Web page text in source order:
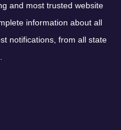
and most trusted website
information about all
notifications, from all state